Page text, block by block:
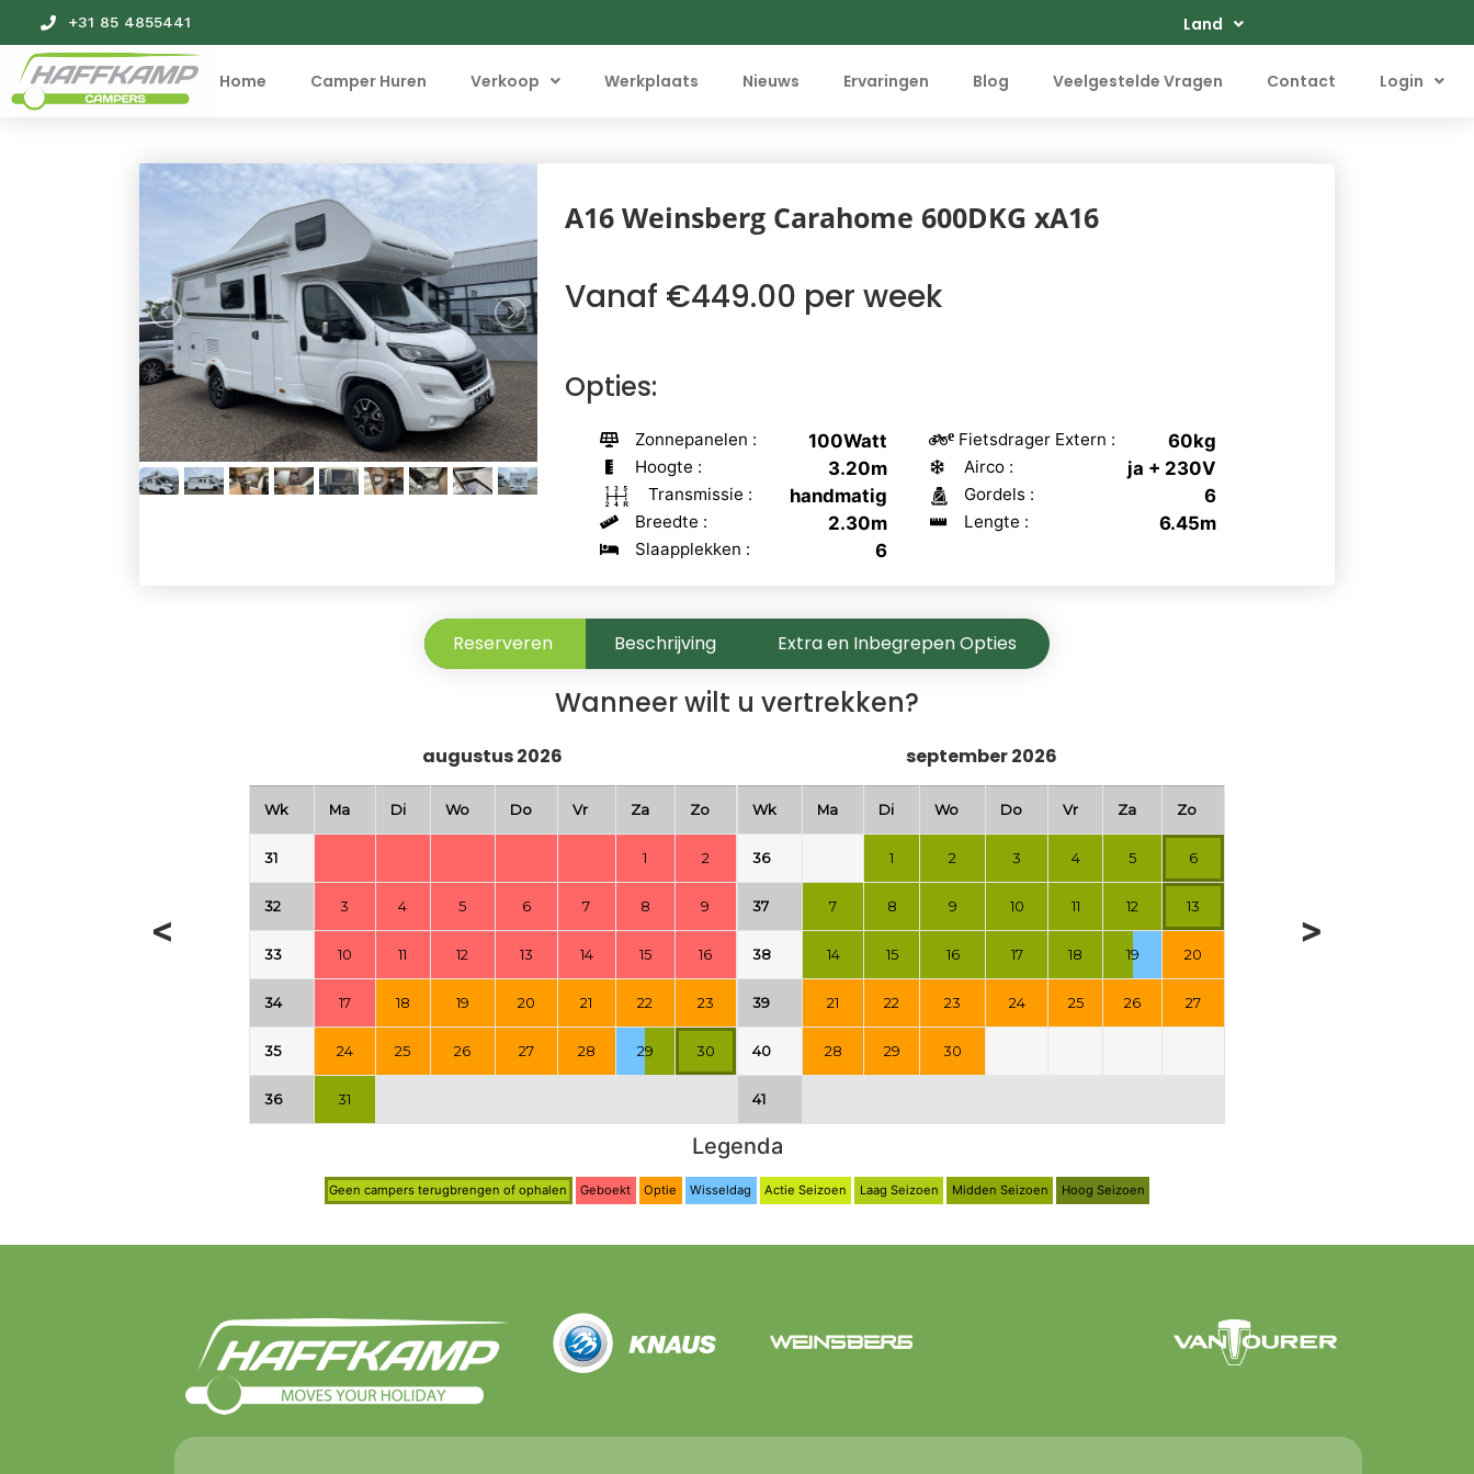
+31 85 4855441 Land
Home Camper Huren Verkoop Werkplaats Nieuws Ervaringen Blog Veelgestelde Vragen Contact Login
A16 Weinsberg Carahome 600DKG xA16
Vanaf €449.00 per week
Opties:
Zonnepanelen : 100Watt Fietsdrager Extern : 60kg
Hoogte : 3.20m Airco : ja + 230V
Transmissie : handmatig Gordels : 6
Breedte : 2.30m Lengte : 6.45m
Slaapplekken : 6
Reserveren Beschrijving Extra en Inbegrepen Opties
Wanneer wilt u vertrekken?
<
augustus 2026
Wk Ma Di Wo Do Vr Za Zo
31 1 2
32 3 4 5 6 7 8 9
33 10 11 12 13 14 15 16
34 17 18 19 20 21 22 23
35 24 25 26 27 28 29 30
36 31
september 2026
Wk Ma Di Wo Do Vr Za Zo
36 1 2 3 4 5 6
37 7 8 9 10 11 12 13
38 14 15 16 17 18 19 20
39 21 22 23 24 25 26 27
40 28 29 30
41
>
Legenda
Geen campers terugbrengen of ophalen Geboekt Optie Wisseldag Actie Seizoen Laag Seizoen Midden Seizoen Hoog Seizoen